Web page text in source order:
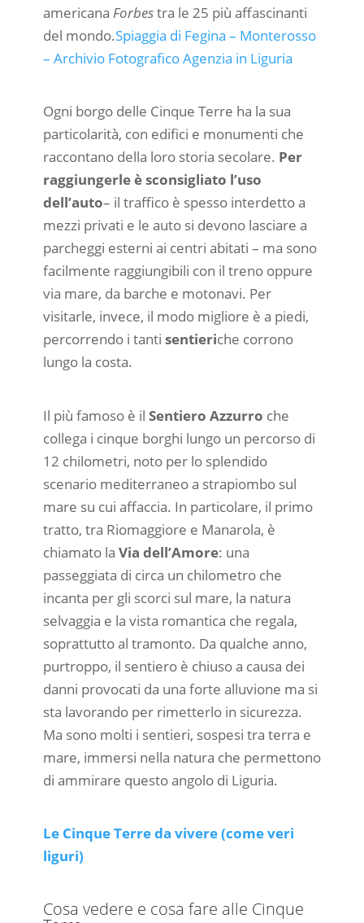
americana Forbestra le 25 più affascinanti
del mondo.Spiaggia di Fegina – Monterosso
– Archivio Fotografico Agenzia in Liguria
Ogni borgo delle Cinque Terre ha la sua
particolarità, con edifici e monumenti che
raccontano della loro storia secolare. Per
raggiungerle è sconsigliato l’uso
dell’auto– il traffico è spesso interdetto a
mezzi privati e le auto si devono lasciare a
parcheggi esterni ai centri abitati – ma sono
facilmente raggiungibili con il treno oppure
via mare, da barche e motonavi. Per
visitarle, invece, il modo migliore è a piedi,
percorrendo i tanti sentieriche corrono
lungo la costa.
Il più famoso è il Sentiero Azzurro che
collega i cinque borghi lungo un percorso di
12 chilometri, noto per lo splendido
scenario mediterraneo a strapiombo sul
mare su cui affaccia. In particolare, il primo
tratto, tra Riomaggiore e Manarola, è
chiamato la Via dell’Amore: una
passeggiata di circa un chilometro che
incanta per gli scorci sul mare, la natura
selvaggia e la vista romantica che regala,
soprattutto al tramonto. Da qualche anno,
purtroppo, il sentiero è chiuso a causa dei
danni provocati da una forte alluvione ma si
sta lavorando per rimetterlo in sicurezza.
Ma sono molti i sentieri, sospesi tra terra e
mare, immersi nella natura che permettono
di ammirare questo angolo di Liguria.
Le Cinque Terre da vivere (come veri
liguri)
Cosa vedere e cosa fare alle Cinque